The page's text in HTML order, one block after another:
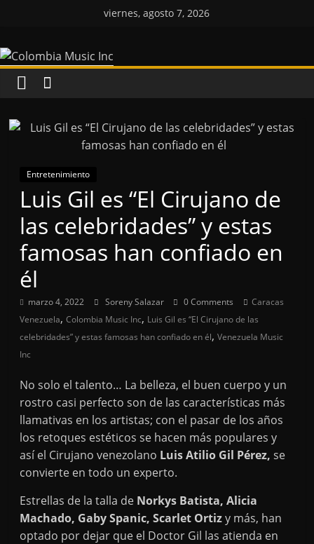
viernes, agosto 7, 2026
Colombia
Music
Inc
Music
Inc
Entretenimiento
Luis Gil es “El Cirujano de
las celebridades” y estas
famosas han confiado en
él
marzo 4, 2022 Soreny Salazar 0 Comments
Caracas
Venezuela,Colombia Music Inc, Luis Gil es “El Cirujano de las
celebridades” y estas famosas han confiado en él,Venezuela Music
Inc
No solo el talento… La belleza, el buen cuerpo y un
rostro casi perfecto son de las características más
llamativas en los artistas; con el pasar de los años
los retoques estéticos se hacen más populares y
así el Cirujano venezolano Luis Atilio Gil Pérez, se
convierte en todo un experto.
Estrellas de la talla de Norkys Batista, Alicia
Machado, Gaby Spanic, Scarlet Ortizy más, han
optado por dejar que el Doctor Gil las atienda en